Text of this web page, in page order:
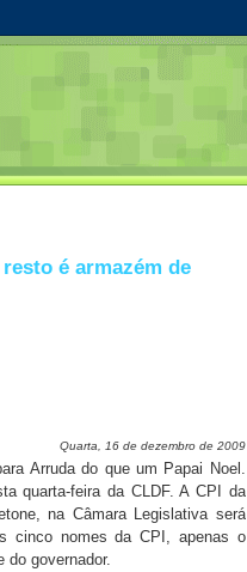
é armazém de
Quarta, 16 de dezembro de 2009
Arruda do que um Papai Noel.
quarta-feira da CLDF. A CPI da
na Câmara Legislativa será
cinco nomes da CPI, apenas o
do governador.